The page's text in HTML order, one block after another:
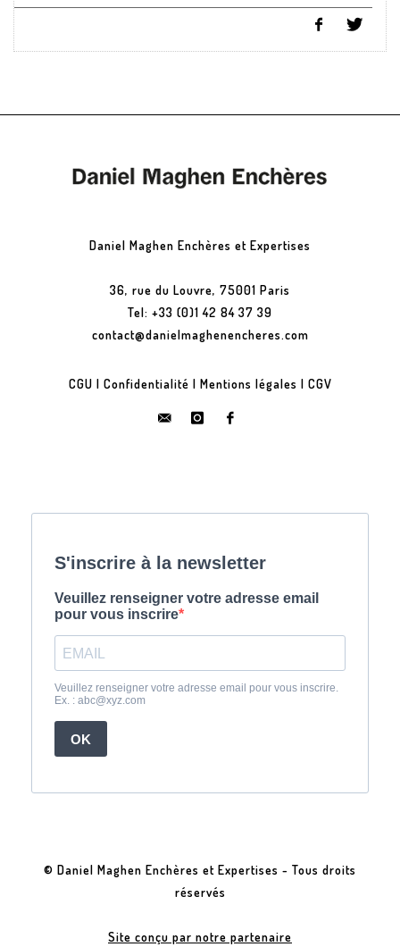
Daniel Maghen Enchères et Expertises
36, rue du Louvre, 75001 Paris
Tel: +33 (0)1 42 84 37 39
contact@danielmaghenencheres.com
CGU | Confidentialité | Mentions légales | CGV
© Daniel Maghen Enchères et Expertises - Tous droits
réservés
Site conçu par notre partenaire